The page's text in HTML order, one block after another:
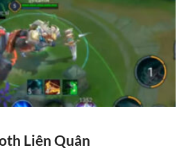
Liên Quân